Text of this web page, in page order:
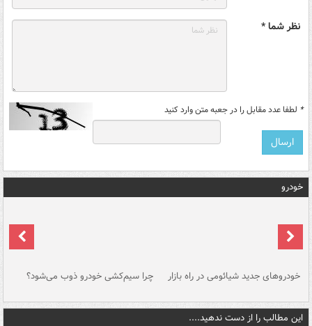
نظر شما *
* لطفا عدد مقابل را در جعبه متن وارد کنید
خودرو
خودروهای جدید شیائومی در راه بازار چرا سیم‌کشی خودرو ذوب می‌شود؟
این مطالب را از دست ندهید....